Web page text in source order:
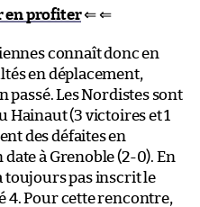
en profiter⇐ ⇐
connaît donc en
en déplacement,
passé. Les Nordistes sont
Hainaut (3 victoires et 1
des défaites en
à Grenoble (2-0). En
toujours pas inscrit le
4. Pour cette rencontre,